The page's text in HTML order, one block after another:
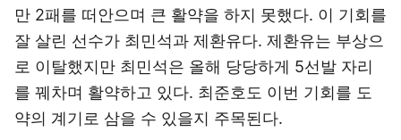
만 2패를 떠안으며 큰 활약을 하지 못했다. 이 기회를
잘 살린 선수가 최민석과 제환유다. 제환유는 부상으
로 이탈했지만 최민석은 올해 당당하게 5선발 자리
를 꿰차며 활약하고 있다. 최준호도 이번 기회를 도
약의 계기로 삼을 수 있을지 주목된다.